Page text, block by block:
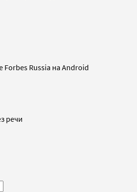
Russia на Android
речи